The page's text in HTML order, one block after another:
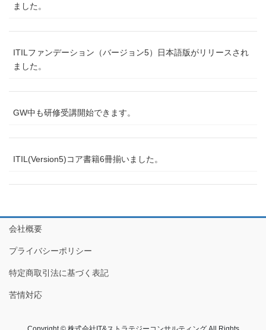
ました。
ITILファンデーション（バージョン5）日本語版がリリースされ
ました。
GW中も研修受講開始できます。
ITIL(Version5)コア書籍6冊揃いました。
会社概要
プライバシーポリシー
特定商取引法に基づく表記
苦情対応